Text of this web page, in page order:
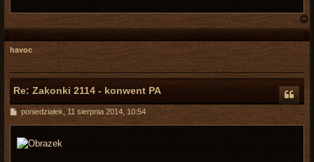
havoc
Re: Zakonki 2114 - konwent PA
P
t
poniedziałek, 11 sierpnia 2014, 10:54